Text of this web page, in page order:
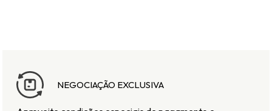
NEGOCIAÇÃO EXCLUSIVA